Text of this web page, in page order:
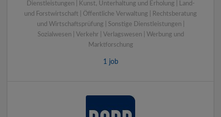
Dienstleistungen | Kunst, Unterhaltung und Erholung | Land-
und Forstwirtschaft | Öffentliche Verwaltung | Rechtsberatung
und Wirtschaftsprüfung | Sonstige Dienstleistungen |
Sozialwesen | Verkehr | Verlagswesen | Werbung und
Marktforschung
1 job